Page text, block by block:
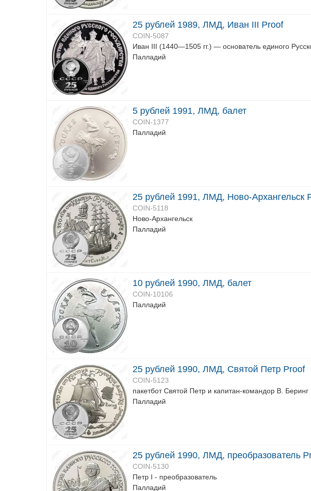
25 рублей 1989, ЛМД, Иван III Proof
COIN-5087
Иван III (1440—1505 гг.) — основатель единого
Палладий
5 рублей 1991, ЛМД, балет
COIN-1377
Палладий
25 рублей 1991, ЛМД, Ново-Архангельск
COIN-5118
Ново-Архангельск
Палладий
10 рублей 1990, ЛМД, балет
COIN-10106
Палладий
25 рублей 1990, ЛМД, Святой Петр Proof
COIN-5123
пакетбот Святой Петр и капитан-командор В. Беринг
Палладий
25 рублей 1990, ЛМД, преобразователь
COIN-5130
Петр I - преобразователь
Палладий